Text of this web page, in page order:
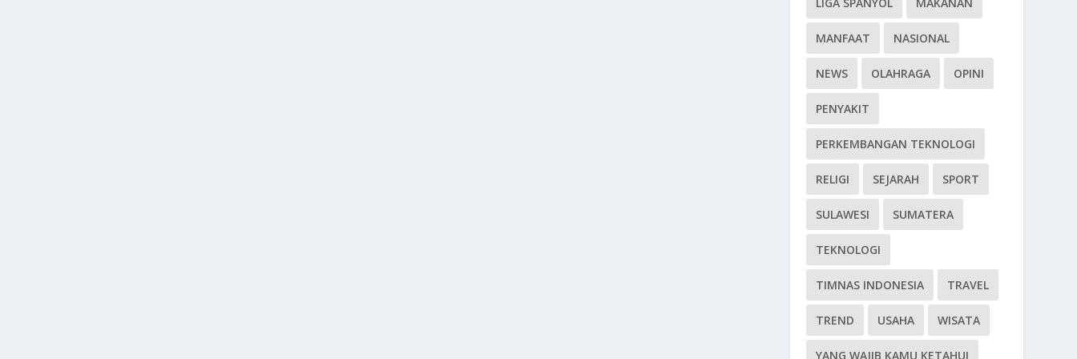
MANFAAT NASIONAL
NEWS OLAHRAGA OPINI
PENYAKIT
PERKEMBANGAN TEKNOLOGI
RELIGI SEJARAH SPORT
SULAWESI SUMATERA
TEKNOLOGI
TIMNAS INDONESIA TRAVEL
TREND USAHA WISATA
YANG WAJIB KAMU KETAHUI